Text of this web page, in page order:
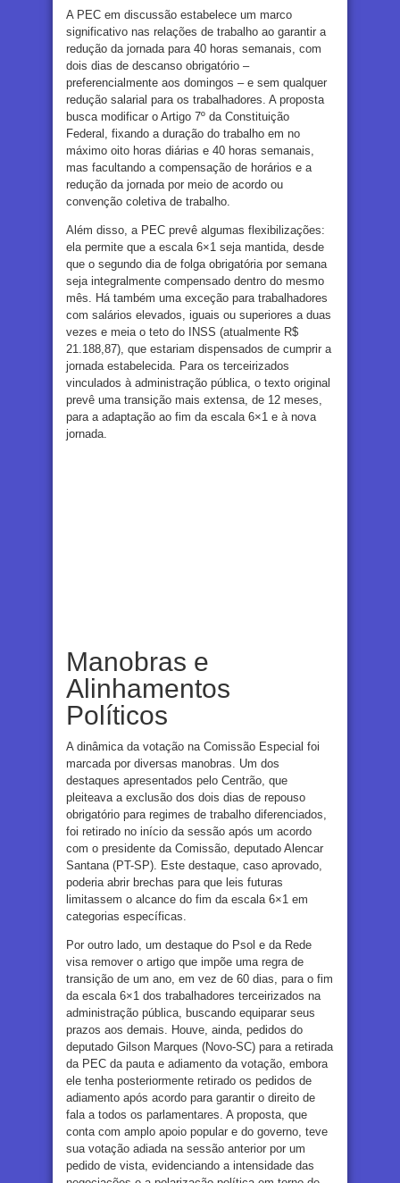
A PEC em discussão estabelece um marco
significativo nas relações de trabalho ao garantir a
redução da jornada para 40 horas semanais, com
dois dias de descanso obrigatório –
preferencialmente aos domingos – e sem qualquer
redução salarial para os trabalhadores. A proposta
busca modificar o Artigo 7º da Constituição
Federal, fixando a duração do trabalho em no
máximo oito horas diárias e 40 horas semanais,
mas facultando a compensação de horários e a
redução da jornada por meio de acordo ou
convenção coletiva de trabalho.
Além disso, a PEC prevê algumas flexibilizações:
ela permite que a escala 6×1 seja mantida, desde
que o segundo dia de folga obrigatória por semana
seja integralmente compensado dentro do mesmo
mês. Há também uma exceção para trabalhadores
com salários elevados, iguais ou superiores a duas
vezes e meia o teto do INSS (atualmente R$
21.188,87), que estariam dispensados de cumprir a
jornada estabelecida. Para os terceirizados
vinculados à administração pública, o texto original
prevê uma transição mais extensa, de 12 meses,
para a adaptação ao fim da escala 6×1 e à nova
jornada.
Manobras e
Alinhamentos
Políticos
A dinâmica da votação na Comissão Especial foi
marcada por diversas manobras. Um dos
destaques apresentados pelo Centrão, que
pleiteava a exclusão dos dois dias de repouso
obrigatório para regimes de trabalho diferenciados,
foi retirado no início da sessão após um acordo
com o presidente da Comissão, deputado Alencar
Santana (PT-SP). Este destaque, caso aprovado,
poderia abrir brechas para que leis futuras
limitassem o alcance do fim da escala 6×1 em
categorias específicas.
Por outro lado, um destaque do Psol e da Rede
visa remover o artigo que impõe uma regra de
transição de um ano, em vez de 60 dias, para o fim
da escala 6×1 dos trabalhadores terceirizados na
administração pública, buscando equiparar seus
prazos aos demais. Houve, ainda, pedidos do
deputado Gilson Marques (Novo-SC) para a retirada
da PEC da pauta e adiamento da votação, embora
ele tenha posteriormente retirado os pedidos de
adiamento após acordo para garantir o direito de
fala a todos os parlamentares. A proposta, que
conta com amplo apoio popular e do governo, teve
sua votação adiada na sessão anterior por um
pedido de vista, evidenciando a intensidade das